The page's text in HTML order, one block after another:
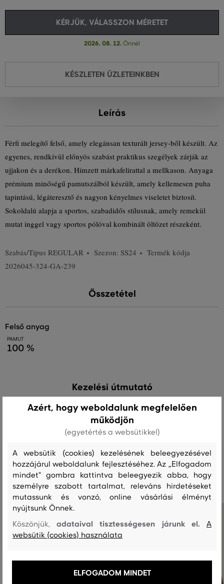
KÉRJÜK, VÁLASSZON MÉRETET
2026. 08. 12. Önnél
KÉSZLETEN ÜZLETEINKBEN
Leírás
Férfi melegítő felső, amely elegánsan texturált jersey-ből készült. Az
egyenes, rendkívül előnyös szabást praktikus szegélyek zárják az
ujjakon és a derékon. Hímzett márkafelirattal a mellkason. Anyaga
prémium minőségű pamutszálból készült, amely kellemesen puha
tapintású, légáteresztő és nagyon kényelmes viseletet biztosít.
Sokoldalú alapja a sportos, szabadidős stílusnak, amely remekül
mutat inggel vagy sportos pólóval kombinált öltözet részeként.
Szabás/Típus REGULAR Szezon: SS24
Termék kódja
2026045-324-GA-239
Összetétel
felső anyag
PAMUT
100 %
Kezelési útmutató
SZÁRÍTÁS
Ajánlott termékek
Azért, hogy weboldalunk megfelelően
működjön
(egyetértés a websütikkel)
A websütik (cookies) kezelésének beleegyezésével
hozzájárul weboldalunk fejlesztéséhez. Az „Elfogadom
mindet" gombra kattintva beleegyezik abba, hogy
személyre szabott tartalmat, releváns hirdetéseket
mutassunk és vonzó, online vásárlási élményt
nyújtsunk Önnek.
Köszönjük,adataival tisztességesen járunk el.A
websütik (cookies) használata
ELFOGADOM MINDET